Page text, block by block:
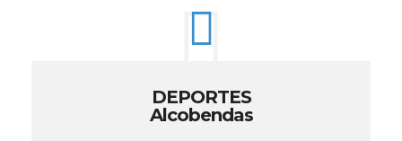
DEPORTES
Alcobendas